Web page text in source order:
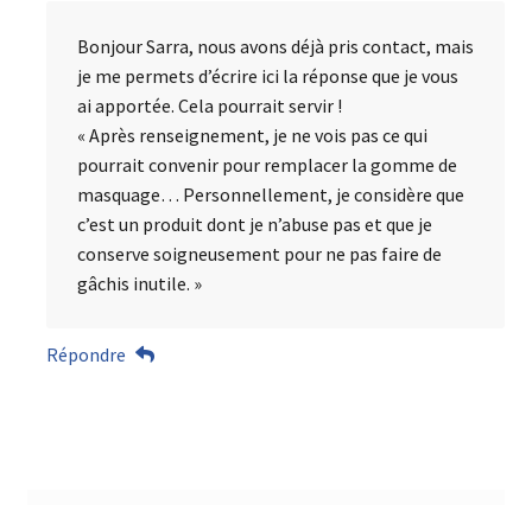
Bonjour Sarra, nous avons déjà pris contact, mais
je me permets d’écrire ici la réponse que je vous
ai apportée. Cela pourrait servir !
« Après renseignement, je ne vois pas ce qui
pourrait convenir pour remplacer la gomme de
masquage… Personnellement, je considère que
c’est un produit dont je n’abuse pas et que je
conserve soigneusement pour ne pas faire de
gâchis inutile. »
Répondre